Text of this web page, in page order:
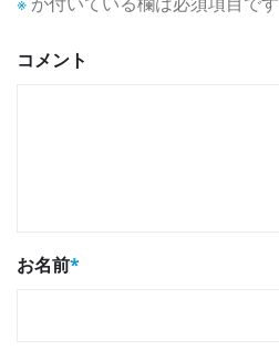
コメント
お名前*